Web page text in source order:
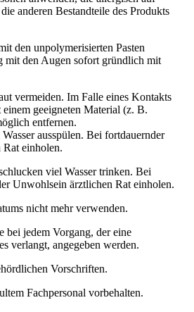
anderen Bestandteile des Produkts
den unpolymerisierten Pasten
mit den Augen sofort gründlich mit
vermeiden. Im Falle eines Kontakts
geeigneten Material (z. B.
entfernen.
ausspülen. Bei fortdauernder
Rat einholen.
viel Wasser trinken. Bei
Unwohlsein ärztlichen Rat einholen.
nicht mehr verwenden.
bei jedem Vorgang, der eine
verlangt, angegeben werden.
Vorschriften.
Fachpersonal vorbehalten.